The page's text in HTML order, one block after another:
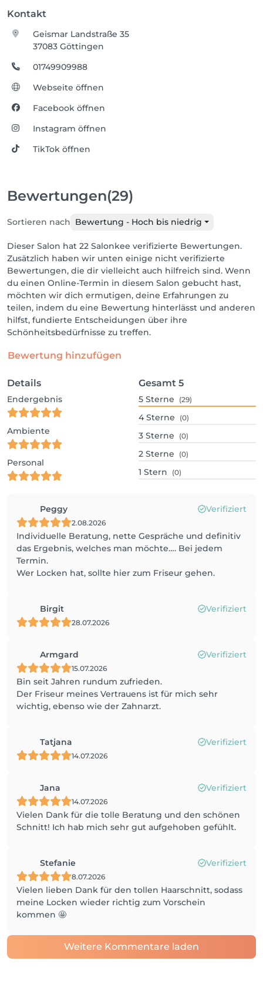
Kontakt
Geismar Landstraße 35
37083 Göttingen
01749909988
Webseite öffnen
Facebook öffnen
Instagram öffnen
TikTok öffnen
Bewertungen(29)
Sortieren nach Bewertung - Hoch bis niedrig
Dieser Salon hat 22 Salonkee verifizierte Bewertungen.
Zusätzlich haben wir unten einige nicht verifizierte
Bewertungen, die dir vielleicht auch hilfreich sind. Wenn
du einen Online-Termin in diesem Salon gebucht hast,
möchten wir dich ermutigen, deine Erfahrungen zu
teilen, indem du eine Bewertung hinterlässt und anderen
hilfst, fundierte Entscheidungen über ihre
Schönheitsbedürfnisse zu treffen.
Bewertung hinzufügen
Details
Endergebnis
Ambiente
Personal
Gesamt 5
5 Sterne (29)
4 Sterne (0)
3 Sterne (0)
2 Sterne (0)
1 Stern (0)
Peggy Verifiziert
2.08.2026
Individuelle Beratung, nette Gespräche und definitiv
das Ergebnis, welches man möchte…. Bei jedem
Termin.
Wer Locken hat, sollte hier zum Friseur gehen.
Birgit Verifiziert
28.07.2026
Armgard Verifiziert
15.07.2026
Bin seit Jahren rundum zufrieden.
Der Friseur meines Vertrauens ist für mich sehr
wichtig, ebenso wie der Zahnarzt.
Tatjana Verifiziert
14.07.2026
Jana Verifiziert
14.07.2026
Vielen Dank für die tolle Beratung und den schönen
Schnitt! Ich hab mich sehr gut aufgehoben gefühlt.
Stefanie Verifiziert
8.07.2026
Vielen lieben Dank für den tollen Haarschnitt, sodass
meine Locken wieder richtig zum Vorschein
kommen 🤩
Weitere Kommentare laden